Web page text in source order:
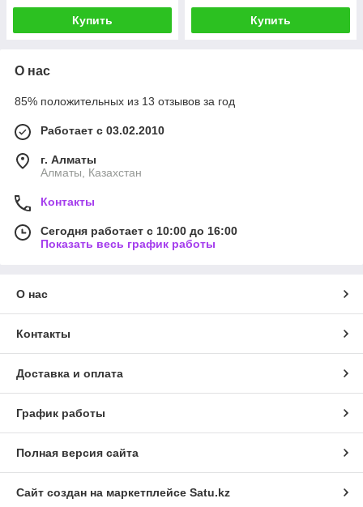
Купить Купить
О нас
85% положительных из 13 отзывов за год
Работает с 03.02.2010
г. Алматы
Алматы, Казахстан
Контакты
Сегодня работает с 10:00 до 16:00
Показать весь график работы
О нас
Контакты
Доставка и оплата
График работы
Полная версия сайта
Сайт создан на маркетплейсе Satu.kz